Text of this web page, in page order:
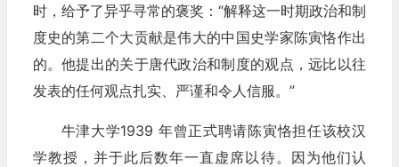
时，给予了异乎寻常的褒奖：“解释这一时期政治和制
度史的第二个大贡献是伟大的中国史学家陈寅恪作出
的。他提出的关于唐代政治和制度的观点，远比以往
发表的任何观点扎实、严谨和令人信服。”
牛津大学1939 年曾正式聘请陈寅恪担任该校汉
学教授，并于此后数年一直虚席以待。因为他们认